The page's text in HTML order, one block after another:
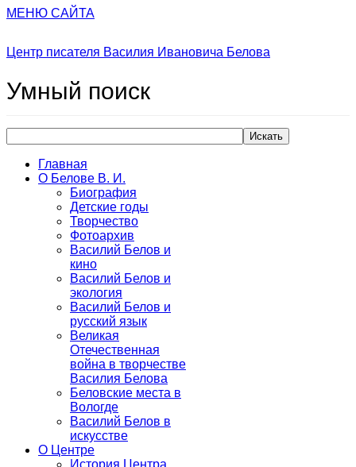
МЕНЮ САЙТА
Центр писателя Василия Ивановича Белова
Умный поиск
Искать
Главная
О Белове В. И.
Биография
Детские годы
Творчество
Фотоархив
Василий Белов и
кино
Василий Белов и
экология
Василий Белов и
русский язык
Великая
Отечественная
война в творчестве
Василия Белова
Беловские места в
Вологде
Василий Белов в
искусстве
О Центре
История Центра